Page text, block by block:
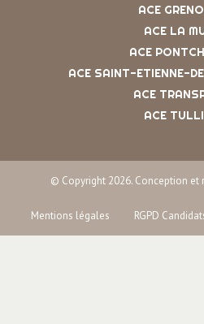
ACE
ACE LA
ACE
ACE SAINT-ETIENNE-
ACE
ACE
© Copyright 2026. Conception et
RGPD
Mentions légales